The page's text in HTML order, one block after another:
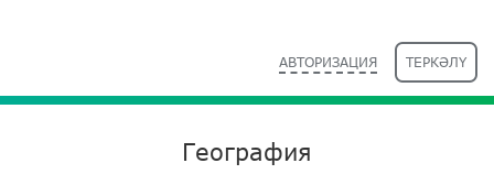
АВТОРИЗАЦИЯ ТЕРКӘЛҮ
География